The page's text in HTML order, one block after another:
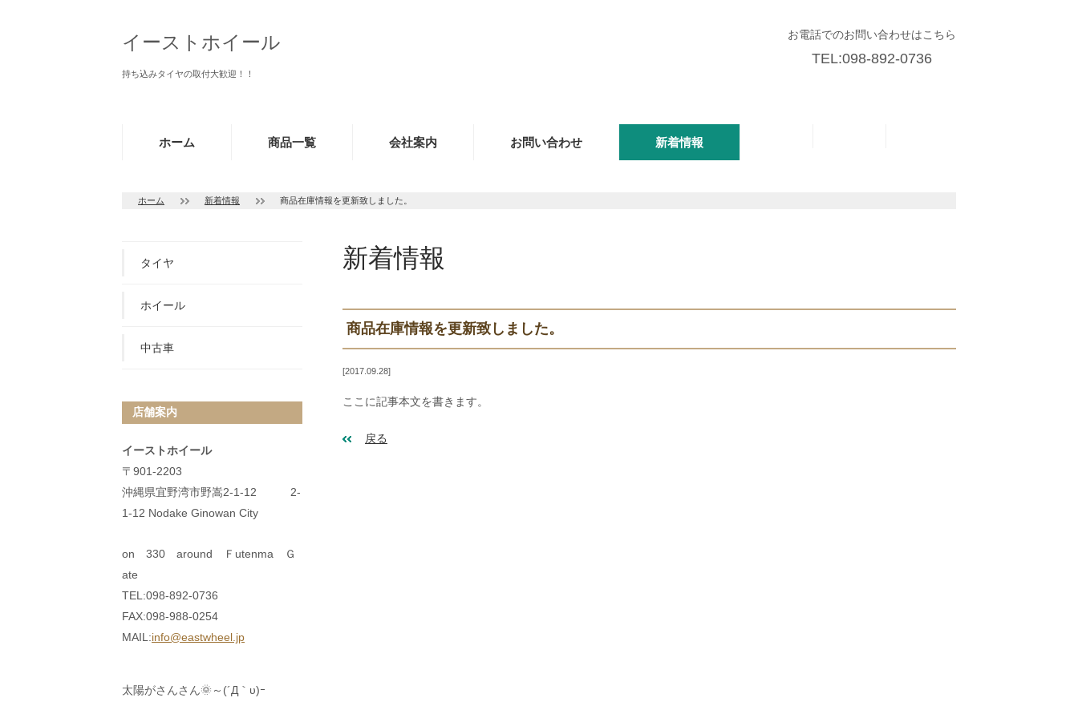
イーストホイール
持ち込みタイヤの取付大歓迎！！
お電話でのお問い合わせはこちら
TEL:098-892-0736
ホーム 商品一覧 会社案内 お問い合わせ 新着情報
ホーム 新着情報 商品在庫情報を更新致しました。
新着情報
2017.09.28
商品在庫情報を更新致しました。
ここに記事本文を書きます。
戻る
タイヤ
ホイール
中古車
店舗案内
イーストホイール
〒901-2203
沖縄県宜野湾市野嵩2-1-12 2-
1-12 Nodake Ginowan City
on 330 around Ｆutenma Ｇ
ate
TEL:098-892-0736
FAX:098-988-0254
MAIL:info@eastwheel.jp
太陽がさんさん🌞～(´Д｀υ)ｰ